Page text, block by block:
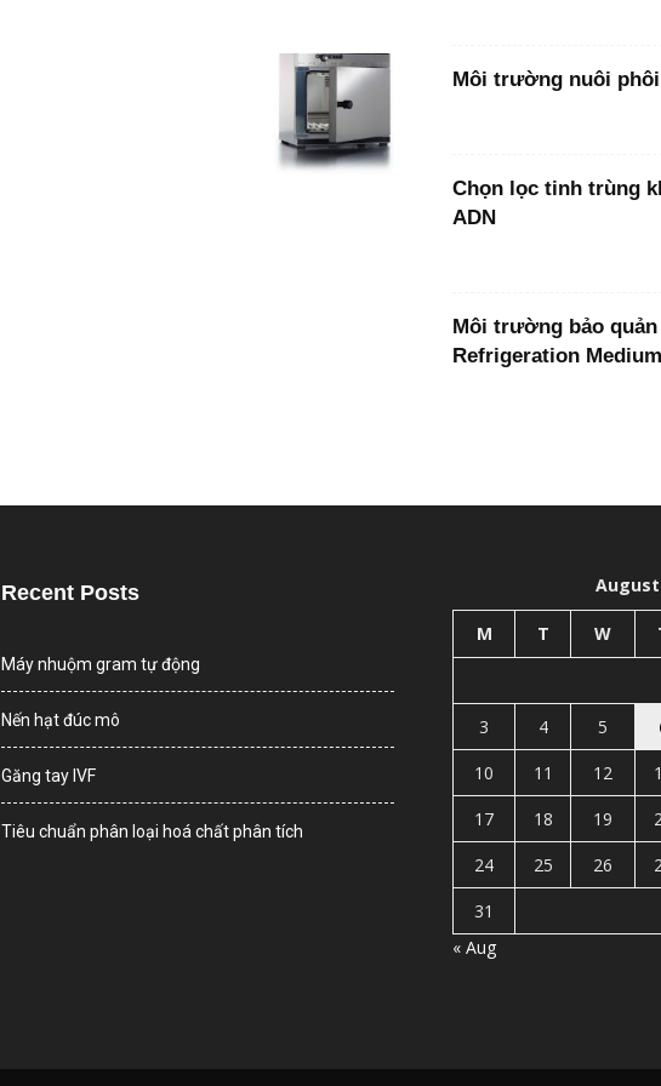
Môi trường nuôi
Chọn lọc tinh trùng
ADN
Môi trường bảo
Refrigeration
Recent Posts
Máy nhuộm gram tự động
Nến hạt đúc mô
Găng tay IVF
Tiêu chuẩn phân loại hoá chất phân tích
August
M T W
3
4 5
10
11 12
17
18 19
24
25 26
31
« Aug